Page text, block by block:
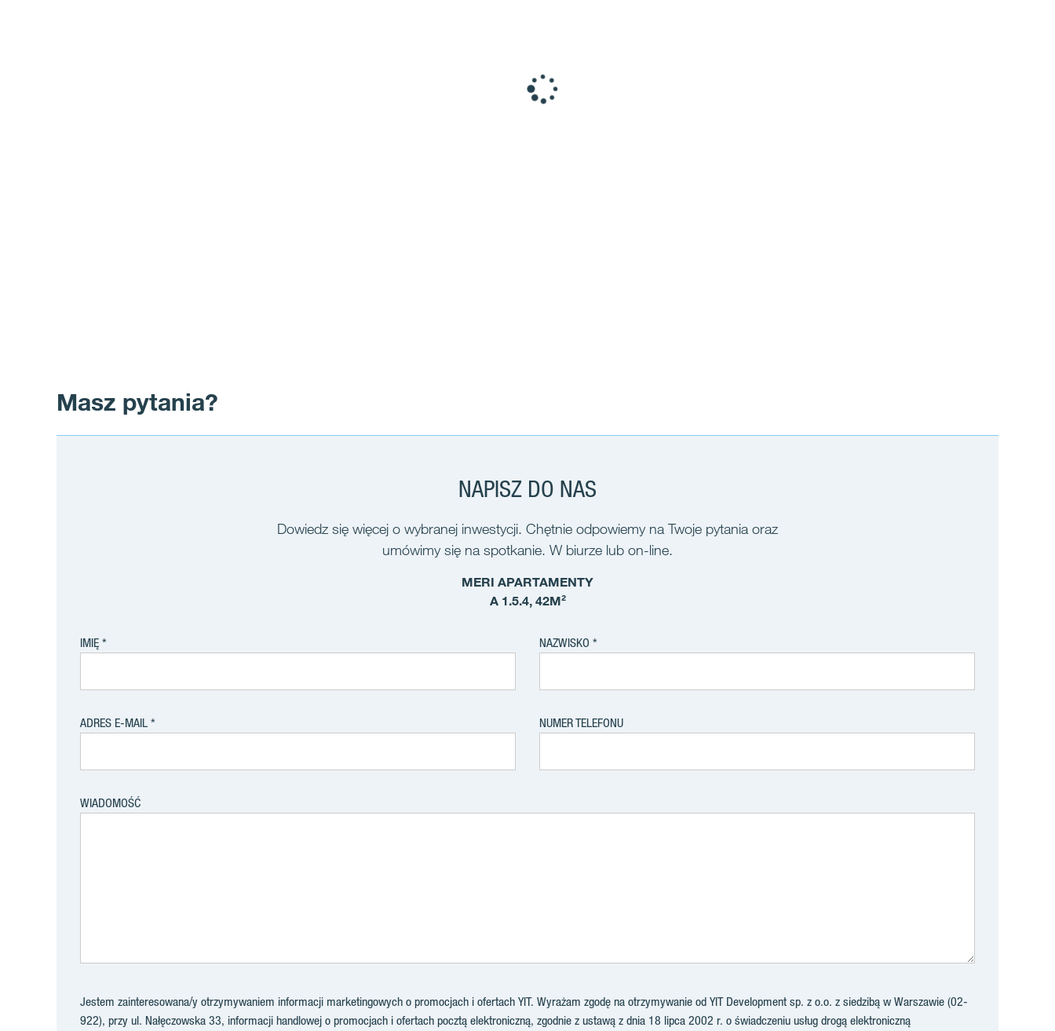
Masz pytania?
NAPISZ DO NAS
Dowiedz się więcej o wybranej inwestycji. Chętnie odpowiemy na Twoje pytania oraz
umówimy się na spotkanie. W biurze lub on-line.
MERI APARTAMENTY
A 1.5.4, 42M²
IMIĘ NAZWISKO
ADRES E-MAIL NUMER TELEFONU
WIADOMOŚĆ
Jestem zainteresowana/y otrzymywaniem informacji marketingowych o promocjach i ofertach YIT. Wyrażam zgodę na otrzymywanie od YIT Development sp. z o.o. z siedzibą w Warszawie (02-
922), przy ul. Nałęczowska 33, informacji handlowej o promocjach i ofertach pocztą elektroniczną, zgodnie z ustawą z dnia 18 lipca 2002 r. o świadczeniu usług drogą elektroniczną